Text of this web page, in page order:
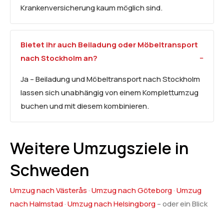
Krankenversicherung kaum möglich sind.
Bietet ihr auch Beiladung oder Möbeltransport
nach Stockholm an?
Ja – Beiladung und Möbeltransport nach Stockholm
lassen sich unabhängig von einem Komplettumzug
buchen und mit diesem kombinieren.
Weitere Umzugsziele in
Schweden
Umzug nach Västerås ·Umzug nach Göteborg·Umzug
nach Halmstad·Umzug nach Helsingborg– oder ein Blick